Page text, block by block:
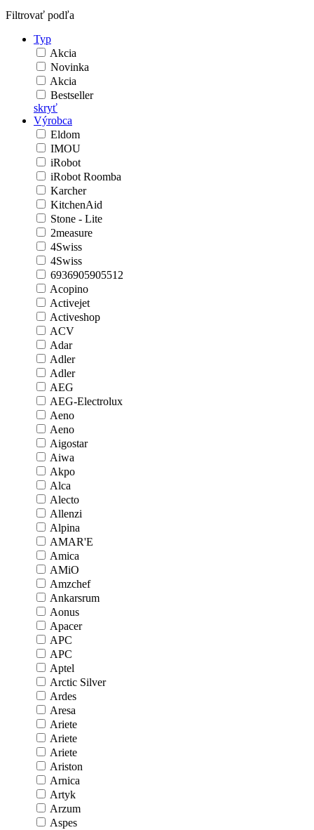
Filtrovať podľa
Typ
Akcia
Novinka
Akcia
Bestseller
skryť
Výrobca
Eldom
IMOU
iRobot
iRobot Roomba
Karcher
KitchenAid
Stone - Lite
2measure
4Swiss
4Swiss
6936905905512
Acopino
Activejet
Activeshop
ACV
Adar
Adler
Adler
AEG
AEG-Electrolux
Aeno
Aeno
Aigostar
Aiwa
Akpo
Alca
Alecto
Allenzi
Alpina
AMAR'E
Amica
AMiO
Amzchef
Ankarsrum
Aonus
Apacer
APC
APC
Aptel
Arctic Silver
Ardes
Aresa
Ariete
Ariete
Ariete
Ariston
Arnica
Artyk
Arzum
Aspes